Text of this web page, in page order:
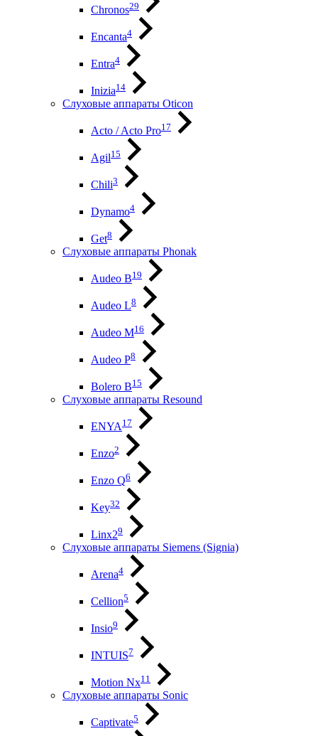
Chronos29
Encanta4
Entra4
Inizia14
Слуховые аппараты Oticon
Acto / Acto Pro17
Agil15
Chili3
Dynamo4
Get8
Слуховые аппараты Phonak
Audeo B19
Audeo L8
Audeo М16
Audeo P8
Bolero B15
Слуховые аппараты Resound
ENYA17
Enzo2
Enzo Q6
Key32
Linx29
Слуховые аппараты Siemens (Signia)
Arena4
Cellion5
Insio9
INTUIS7
Motion Nx11
Слуховые аппараты Sonic
Captivate5